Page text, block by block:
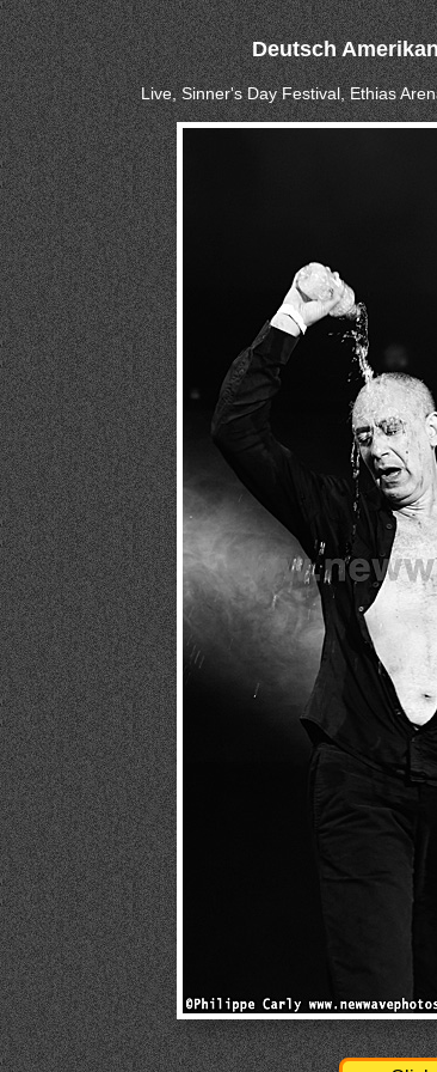
Deutsch
Live, Sinner's Day Festival, Ethias